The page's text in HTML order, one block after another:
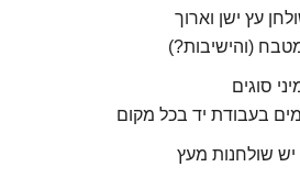
עץ ישן וארוך
(והישיבות?)
סוגים
בעבודת יד בכל מקום
שולחנות מעץ